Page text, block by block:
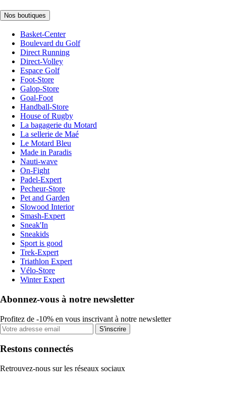
Nos boutiques
Basket-Center
Boulevard du Golf
Direct Running
Direct-Volley
Espace Golf
Foot-Store
Galop-Store
Goal-Foot
Handball-Store
House of Rugby
La bagagerie du Motard
La sellerie de Maé
Le Motard Bleu
Made in Paradis
Nauti-wave
On-Fight
Padel-Expert
Pecheur-Store
Pet and Garden
Slowood Interior
Smash-Expert
Sneak'In
Sneakids
Sport is good
Trek-Expert
Triathlon Expert
Vélo-Store
Winter Expert
Abonnez-vous à notre newsletter
Profitez de -10% en vous inscrivant à notre newsletter
S'inscrire
Restons connectés
Retrouvez-nous sur les réseaux sociaux